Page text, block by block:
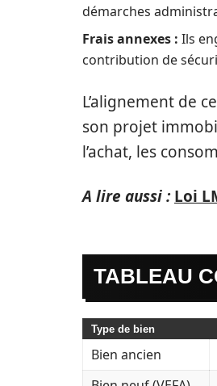
démarches
Frais annexes : Ils
contribution de
L’alignement de
son projet
l’achat, les
A lire aussi : Loi
TABLEAU
Type de bien
Bien ancien